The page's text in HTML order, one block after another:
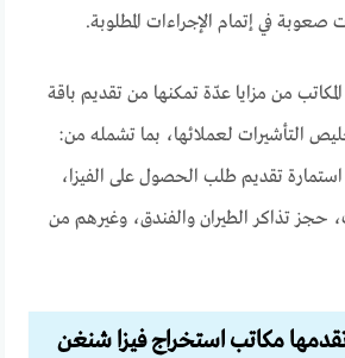
في إتمام الإجراءات المطلوبة.
من مزايا عدّة تمكنها من تقديم باقة
التأشيرات لعملائها، بما تشمله من:
تقديم طلب الحصول على الفيزا،
حجز تذاكر الطيران والفندق، وغيرهم من
مكاتب استخراج فيزا شنغن